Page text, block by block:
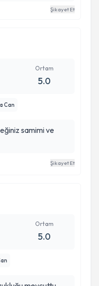
Her görüşmeden
Şikayet Et
Ortam
5.0
Can
samimi ve
Şikayet Et
Ortam
5.0